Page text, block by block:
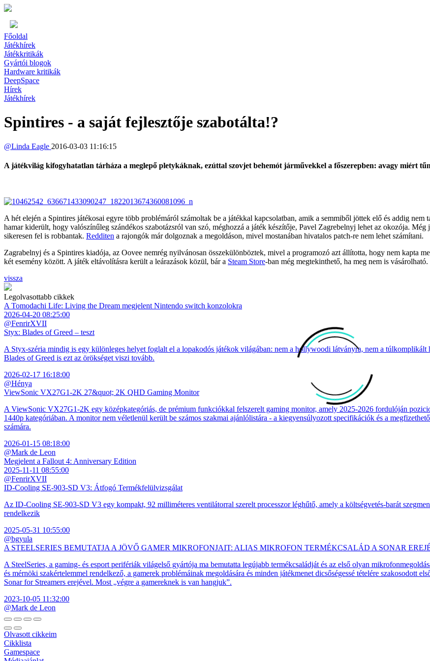
Főoldal
Játékhírek
Játékkritikák
Gyártói blogok
Hardware kritikák
DeepSpace
Hírek
Játékhírek
Spintires - a saját fejlesztője szabotálta!?
@Linda Eagle 2016-03-03 11:16:15
A játékvilág kifogyhatatlan tárháza a meglepő pletykáknak, ezúttal szovjet behemót járművekkel a főszerepben: avagy miért
A hét elején a Spintires játékosai egyre több problémáról számoltak be a játékkal kapcsolatban, amik a semmiből jöttek elő és addig
hamar kiderült, hogy valószínűleg szándékos szabotázsról van szó, méghozzá a játék készítője, Pavel Zagrebelnyj lehet az okozója.
sikeresen fel is robbantak. Redditen a rajongók már dolgoznak a megoldáson, mivel mostanában hivatalos patch-re nem lehet számítani.
Zagrabelnyj és a Spintires kiadója, az Oovee nemrég nyilvánosan összekülönböztek, mivel a programozó azt állította, hogy nem kapta
két esemény között. A játék eltávolításra került a leárazások közül, bár a Steam Store-ban még megtekinthető, ha meg nem is vásárolható.
vissza
Legolvasottabb cikkek
A Tomodachi Life: Living the Dream megjelent Nintendo switch konzolokra
2026-04-20 08:25:00
@FenrirXVII
Styx: Blades of Greed – teszt
A Styx-széria mindig is egy különleges helyet foglalt el a lopakodós játékok világában: nem a hollywoodi látványra, nem a túlkomplikált
Blades of Greed is ezt az örökséget viszi tovább.
2026-02-17 16:18:00
@Hénya
ViewSonic VX27G1-2K 27&quot; 2K QHD Gaming Monitor
A ViewSonic VX27G1-2K egy középkategóriás, de prémium funkciókkal felszerelt gaming monitor, amely 2025-2026 fordulóján
1440p kategóriában. A monitor nem véletlenül került be számos szakmai ajánlólistára - a kiegyensúlyozott specifikációk és a
számára.
2026-01-15 08:18:00
@Mark de Leon
Megjelent a Fallout 4: Anniversary Edition
2025-11-11 08:55:00
@FenrirXVII
ID-Cooling SE-903-SD V3: Átfogó Termékfelülvizsgálat
Az ID-Cooling SE-903-SD V3 egy kompakt, 92 milliméteres ventilátorral szerelt processzor léghűtő, amely a költségvetés-barát
rendelkezik
2025-05-31 10:55:00
@bgyula
A STEELSERIES BEMUTATJA A JÖVŐ GAMER MIKROFONJAIT: ALIAS MIKROFON TERMÉKCSALÁD A SONAR
A SteelSeries, a gaming- és esport perifériák világelső gyártója ma bemutatta legújabb termékcsaládját és az első olyan
és mérnöki szakértelemmel rendelkező, a gamerek problémáinak megoldására és minden játékmenet dicsőségessé tételére szakosodott
Sonar for Streamers erejével. Most „végre a gamereknek is van hangjuk”.
2023-10-05 11:32:00
@Mark de Leon
Olvasott cikkeim
Cikklista
Gamespace